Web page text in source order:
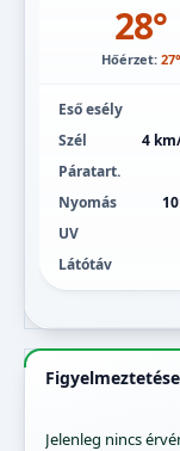
28°
Hőérzet: 27°
Eső esély
Szél
4
Páratart.
Nyomás
UV
Látótáv
Jelenleg nincs